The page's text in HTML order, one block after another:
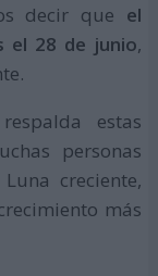
decir que el
el 28 de junio,
estas
personas
creciente,
más